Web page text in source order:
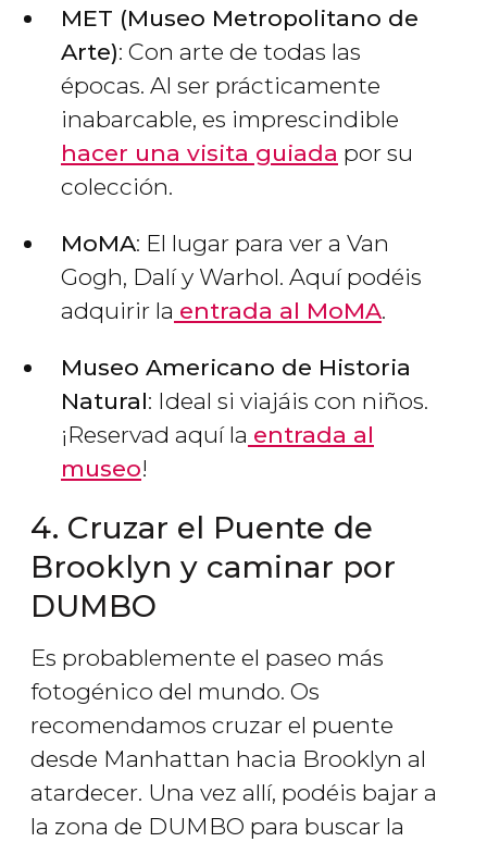
MET (Museo Metropolitano de
Arte): Con arte de todas las
épocas. Al ser prácticamente
inabarcable, es imprescindible
hacer una visita guiada por su
colección.
MoMA: El lugar para ver a Van
Gogh, Dalí y Warhol. Aquí podéis
adquirir la entrada al MoMA.
Museo Americano de Historia
Natural: Ideal si viajáis con niños.
¡Reservad aquí la entrada al
museo!
4. Cruzar el Puente de
Brooklyn y caminar por
DUMBO
Es probablemente el paseo más
fotogénico del mundo. Os
recomendamos cruzar el puente
desde Manhattan hacia Brooklyn al
atardecer. Una vez allí, podéis bajar a
la zona de DUMBO para buscar la